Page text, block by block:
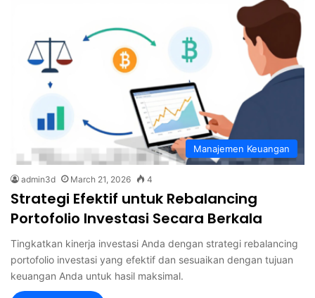
Manajemen Keuangan
admin3d March 21, 2026 4
Strategi Efektif untuk Rebalancing
Portofolio Investasi Secara Berkala
Tingkatkan kinerja investasi Anda dengan strategi rebalancing
portofolio investasi yang efektif dan sesuaikan dengan tujuan
keuangan Anda untuk hasil maksimal.